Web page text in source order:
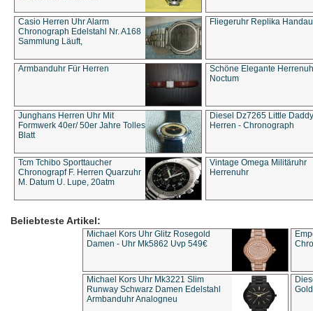
Casio Herren Uhr Alarm
Chronograph Edelstahl Nr. A168
Sammlung Läuft,
Fliegeruhr Replika
Armbanduhr Für Herren
Schöne Elegante
Noctum
Junghans Herren Uhr Mit
Formwerk 40er/ 50er Jahre Tolles
Blatt
Diesel Dz7265 Little Daddy
Herren - Chronograph
Tcm Tchibo Sporttaucher
Chronograpf F. Herren Quarzuhr
M. Datum U. Lupe, 20atm
Vintage Omega Militäruhr
Herrenuhr
Beliebteste Artikel:
Michael Kors Uhr Glitz Rosegold
Damen - Uhr Mk5862 Uvp 549€
Michael Kors Uhr Mk3221 Slim
Runway Schwarz Damen Edelstahl
Armbanduhr Analogneu